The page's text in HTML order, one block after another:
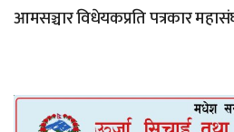
आमसञ्चार विधेयकप्रति पत्रकार